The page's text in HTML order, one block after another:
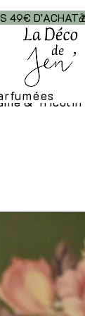
49€
& Tricotin